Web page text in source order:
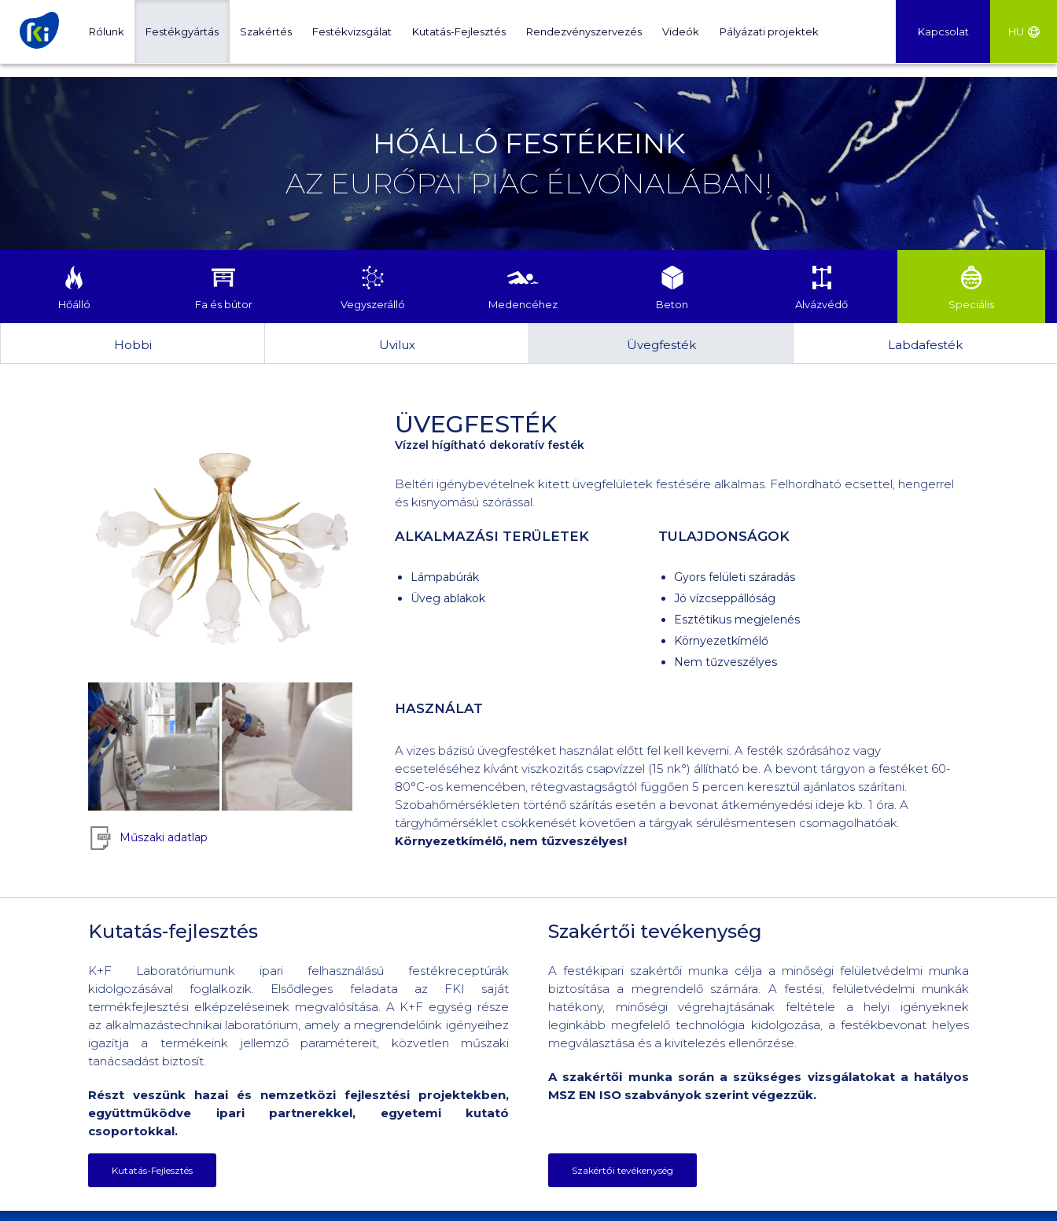
Rólunk Festékgyártás Szakértés Festékvizsgálat Kutatás-Fejlesztés Rendezvényszervezés Videók Pályázati projektek HU
Kapcsolat
HŐÁLLÓ FESTÉKEINK
AZ EURÓPAI PIAC ÉLVONALÁBAN!
Hőálló Fa és bútor Vegyszerálló Medencéhez Beton Alvázvédő Speciális
Hobbi Uvilux Üvegfesték Labdafesték
Műszaki adatlap
ÜVEGFESTÉK
Vízzel hígítható dekoratív festék
Beltéri igénybevételnek kitett üvegfelületek festésére alkalmas. Felhordható ecsettel, hengerrel
és kisnyomású szórással.
ALKALMAZÁSI TERÜLETEK
Lámpabúrák
Üveg ablakok
TULAJDONSÁGOK
Gyors felületi száradás
Jó vízcseppállóság
Esztétikus megjelenés
Környezetkímélő
Nem tűzveszélyes
HASZNÁLAT
A vizes bázisú üvegfestéket használat előtt fel kell keverni. A festék szórásához vagy
ecseteléséhez kívánt viszkozitás csapvízzel (15 nk°) állítható be. A bevont tárgyon a festéket 60-
80°C-os kemencében, rétegvastagságtól függően 5 percen keresztül ajánlatos szárítani.
Szobahőmérsékleten történő szárítás esetén a bevonat átkeményedési ideje kb. 1 óra. A
tárgyhőmérséklet csökkenését követően a tárgyak sérülésmentesen csomagolhatóak.
Környezetkímélő, nem tűzveszélyes!
Kutatás-fejlesztés
K+F Laboratóriumunk ipari felhasználású festékreceptúrák
kidolgozásával foglalkozik. Elsődleges feladata az FKI saját
termékfejlesztési elképzeléseinek megvalósítása. A K+F egység része
az alkalmazástechnikai laboratórium, amely a megrendelőink igényeihez
igazítja a termékeink jellemző paramétereit, közvetlen műszaki
tanácsadást biztosít.
Részt veszünk hazai és nemzetközi fejlesztési projektekben,
együttműködve ipari partnerekkel, egyetemi kutató
csoportokkal.
Kutatás-Fejlesztés
Szakértői tevékenység
A festékipari szakértői munka célja a minőségi felületvédelmi munka
biztosítása a megrendelő számára. A festési, felületvédelmi munkák
hatékony, minőségi végrehajtásának feltétele a helyi igényeknek
leginkább megfelelő technológia kidolgozása, a festékbevonat helyes
megválasztása és a kivitelezés ellenőrzése.
A szakértői munka során a szükséges vizsgálatokat a hatályos
MSZ EN ISO szabványok szerint végezzük.
Szakértői tevékenység